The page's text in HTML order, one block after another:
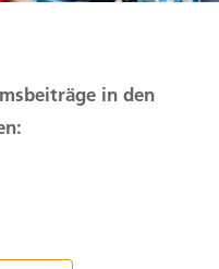
in den